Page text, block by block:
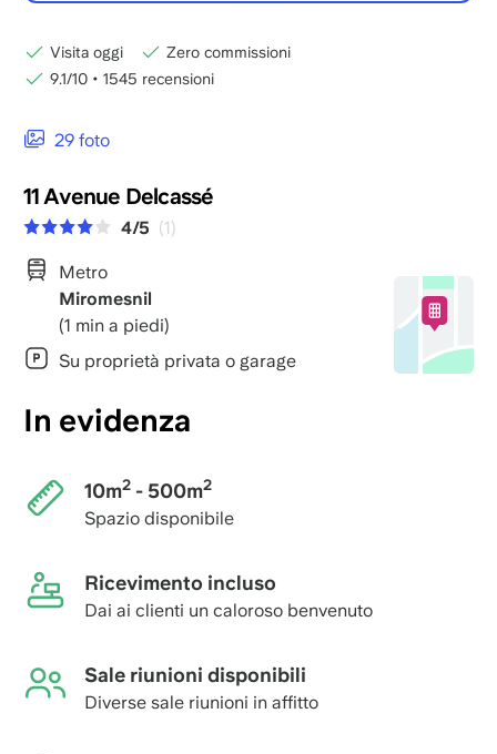
29 foto
11 Avenue Delcassé
4/5 (1)
Metro
Miromesnil
(1 min a piedi)
Su proprietà privata o garage
In evidenza
10m2- 500m2
Spazio disponibile
Ricevimento incluso
Dai ai clienti un caloroso benvenuto
Sale riunioni disponibili
Diverse sale riunioni in affitto
Visita oggi
Zero commissioni
9.1/10 • 1545 recensioni